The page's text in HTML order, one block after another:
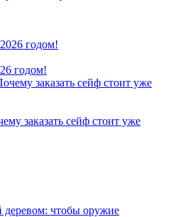
годом!
заказать сейф стоит уже